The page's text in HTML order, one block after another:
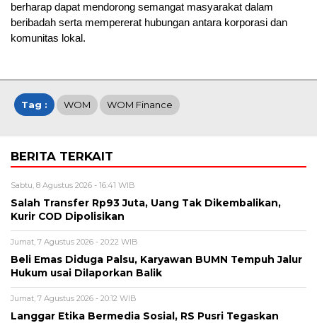
berharap dapat mendorong semangat masyarakat dalam
beribadah serta mempererat hubungan antara korporasi dan
komunitas lokal.
Tag : WOM WOM Finance
BERITA TERKAIT
Sabtu, 8 Agustus 2026 - 16:41 WIB
Salah Transfer Rp93 Juta, Uang Tak Dikembalikan,
Kurir COD Dipolisikan
Jumat, 7 Agustus 2026 - 20:22 WIB
Beli Emas Diduga Palsu, Karyawan BUMN Tempuh Jalur
Hukum usai Dilaporkan Balik
Jumat, 7 Agustus 2026 - 20:12 WIB
Langgar Etika Bermedia Sosial, RS Pusri Tegaskan